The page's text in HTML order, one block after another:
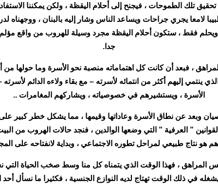
تلك الطموحات ، فيجنح إلى أحلام اليقظة ، ولكن يمكننا
لامعا يجري جراحات ويساعد الناس وشار إليه بالبنان ،
فقط ، ستكون أحلام اليقظة مجرد وسيلة للهروب من واقع مؤلم ،
جدا.
للمراهق ، فبعد أن كانت كل اهتماماته منصبة نحو الأسرة وما
ينتمي إليهم أكثر من انتمائه لأسرته – مع بقاء ولاءه الدائم
الأسرة ، ويستشيرهم في خصوصياته ، ويشاركهم المغامرات ..
وبعد عن نطاق الأسرة وعاداتها وقيمها ، مما يشكل خطر كبير
” العرفية ” التي وضعها الوالدين ، فنجد حالات الهروب من
هو نتاج طبيعي لمراحل تطوره الاجتماعي ، وبداية لانفتاحه على
، فهذا الوقت الذي يتمناه كل منا وسط صخب الحياة التي
في ذلك الوقت تهتاج لديه النوازع الجنسية ، فكثيرا ما نسأل أحد